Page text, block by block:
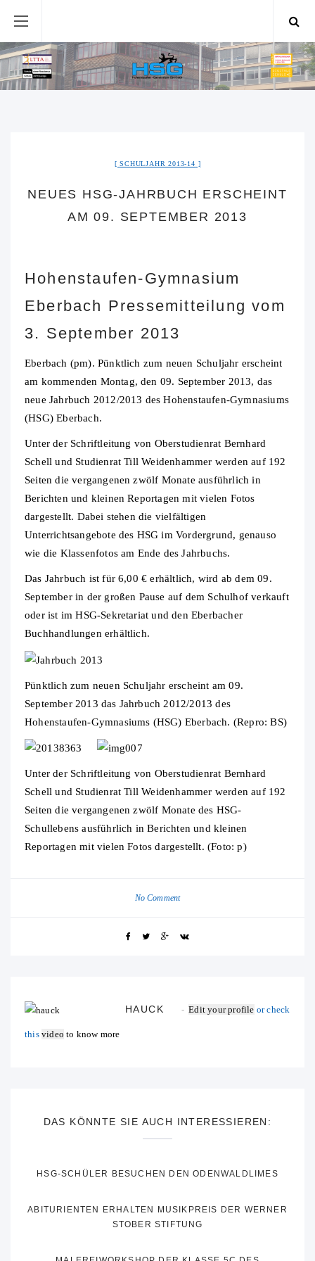
SCHULJAHR 2013-14
NEUES HSG-JAHRBUCH ERSCHEINT
AM 09. SEPTEMBER 2013
Hohenstaufen-Gymnasium
Eberbach Pressemitteilung vom
3. September 2013
Eberbach (pm). Pünktlich zum neuen Schuljahr erscheint
am kommenden Montag, den 09. September 2013, das
neue Jahrbuch 2012/2013 des Hohenstaufen-Gymnasiums
(HSG) Eberbach.
Unter der Schriftleitung von Oberstudienrat Bernhard
Schell und Studienrat Till Weidenhammer werden auf 192
Seiten die vergangenen zwölf Monate ausführlich in
Berichten und kleinen Reportagen mit vielen Fotos
dargestellt. Dabei stehen die vielfältigen
Unterrichtsangebote des HSG im Vordergrund, genauso
wie die Klassenfotos am Ende des Jahrbuchs.
Das Jahrbuch ist für 6,00 € erhältlich, wird ab dem 09.
September in der großen Pause auf dem Schulhof verkauft
oder ist im HSG-Sekretariat und den Eberbacher
Buchhandlungen erhältlich.
Pünktlich zum neuen Schuljahr erscheint am 09.
September 2013 das Jahrbuch 2012/2013 des
Hohenstaufen-Gymnasiums (HSG) Eberbach. (Repro: BS)
Unter der Schriftleitung von Oberstudienrat Bernhard
Schell und Studienrat Till Weidenhammer werden auf 192
Seiten die vergangenen zwölf Monate des HSG-
Schullebens ausführlich in Berichten und kleinen
Reportagen mit vielen Fotos dargestellt. (Foto: p)
No Comment
HAUCK Edit your profile or check
this video to know more
DAS KÖNNTE SIE AUCH INTERESSIEREN:
HSG-SCHÜLER BESUCHEN DEN ODENWALDLIMES
ABITURIENTEN ERHALTEN MUSIKPREIS DER WERNER
STOBER STIFTUNG